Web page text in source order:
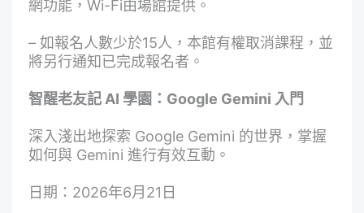
網功能，Wi-Fi由場館提供。
– 如報名人數少於15人，本館有權取消課程，並
將另行通知已完成報名者。
智醒老友記 AI 學園：Google Gemini 入門
深入淺出地探索 Google Gemini 的世界，掌握
如何與 Gemini 進行有效互動。
日期：2026年6月21日